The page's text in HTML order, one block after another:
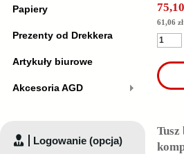
61,06 zł
Papiery
Prezenty od Drekkera
Artykuły biurowe
Akcesoria AGD
Logowanie (opcja)